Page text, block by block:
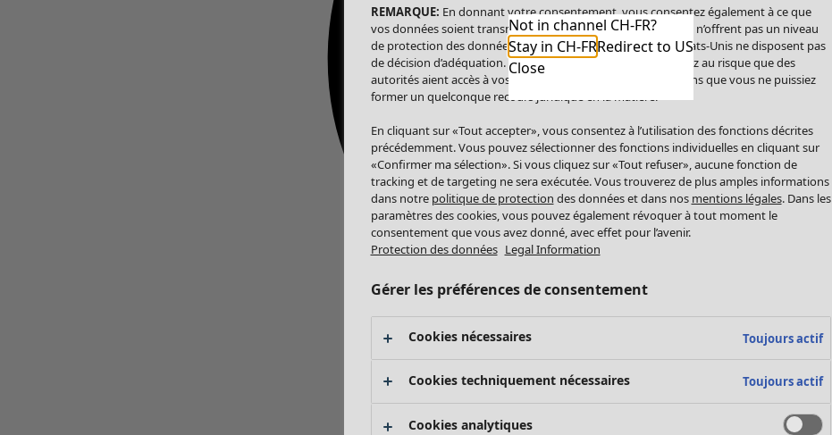
Not in channel CH-FR?
Stay in CH-FRRedirect to US
Close
REMARQUE: En donnant votre consentement, vous consentez également à ce que
vos données soient transmises aux États-Unis. Les États-Unis n’offrent pas un niveau
de protection des données comparable à celui de l’UE. Les États-Unis ne disposent pas
de décision d’adéquation. Par conséquent, vous vous exposez au risque que des
autorités aient accès à vos données à caractère personnel sans que vous ne puissiez
former un quelconque recours juridique en la matière.
En cliquant sur «Tout accepter», vous consentez à l’utilisation des fonctions décrites
précédemment. Vous pouvez sélectionner des fonctions individuelles en cliquant sur
«Confirmer ma sélection». Si vous cliquez sur «Tout refuser», aucune fonction de
tracking et de targeting ne sera exécutée. Vous trouverez de plus amples informations
dans notre politique de protection des données et dans nos mentions légales. Dans les
paramètres des cookies, vous pouvez également révoquer à tout moment le
consentement que vous avez donné, avec effet pour l’avenir.
Protection des données Legal Information
Gérer les préférences de consentement
Cookies nécessaires Toujours actif
Cookies techniquement nécessaires Toujours actif
Cookies analytiques